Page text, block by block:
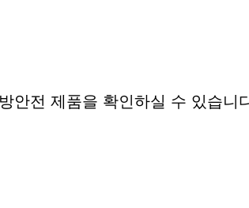
안전 제품을 확인하실 수 있습니